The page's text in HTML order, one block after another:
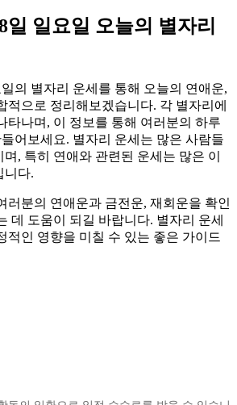
일 일요일 오늘의 별자리
일의 별자리 운세를 통해 오늘의 연애운,
적으로 정리해보겠습니다. 각 별자리에
타나며, 이 정보를 통해 여러분의 하루
어보세요. 별자리 운세는 많은 사람들
, 특히 연애와 관련된 운세는 많은 이
니다.
러분의 연애운과 금전운, 재회운을 확인
데 도움이 되길 바랍니다. 별자리 운세
적인 영향을 미칠 수 있는 좋은 가이드